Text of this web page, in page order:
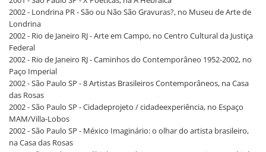
2002 - Londrina PR - São ou Não São Gravuras?, no Museu de Arte de
Londrina
2002 - Rio de Janeiro RJ - Arte em Campo, no Centro Cultural da Justiça
Federal
2002 - Rio de Janeiro RJ - Caminhos do Contemporâneo 1952-2002, no
Paço Imperial
2002 - São Paulo SP - 8 Artistas Brasileiros Contemporâneos, na Casa
das Rosas
2002 - São Paulo SP - Cidadeprojeto / cidadeexperiência, no Espaço
MAM/Villa-Lobos
2002 - São Paulo SP - México Imaginário: o olhar do artista brasileiro,
na Casa das Rosas